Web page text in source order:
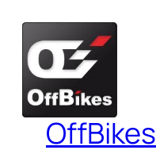
contenu
OffBikes